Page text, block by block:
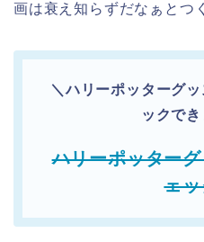
画は衰え知らずだなぁとつ
＼ハリーポッターグ
ックで
ハリーポッター
ェ